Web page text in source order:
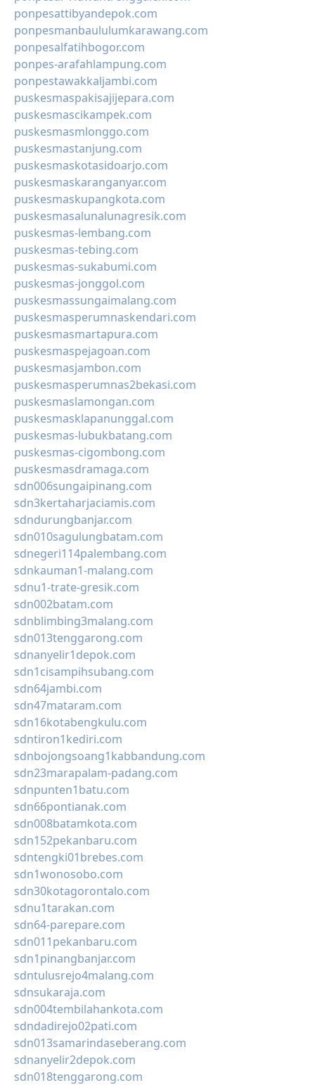
ponpesattibyandepok.com
ponpesmanbaululumkarawang.com
ponpesalfatihbogor.com
ponpes-arafahlampung.com
ponpestawakkaljambi.com
puskesmaspakisajijepara.com
puskesmascikampek.com
puskesmasmlonggo.com
puskesmastanjung.com
puskesmaskotasidoarjo.com
puskesmaskaranganyar.com
puskesmaskupangkota.com
puskesmasalunalunagresik.com
puskesmas-lembang.com
puskesmas-tebing.com
puskesmas-sukabumi.com
puskesmas-jonggol.com
puskesmassungaimalang.com
puskesmasperumnaskendari.com
puskesmasmartapura.com
puskesmaspejagoan.com
puskesmasjambon.com
puskesmasperumnas2bekasi.com
puskesmaslamongan.com
puskesmasklapanunggal.com
puskesmas-lubukbatang.com
puskesmas-cigombong.com
puskesmasdramaga.com
sdn006sungaipinang.com
sdn3kertaharjaciamis.com
sdndurungbanjar.com
sdn010sagulungbatam.com
sdnegeri114palembang.com
sdnkauman1-malang.com
sdnu1-trate-gresik.com
sdn002batam.com
sdnblimbing3malang.com
sdn013tenggarong.com
sdnanyelir1depok.com
sdn1cisampihsubang.com
sdn64jambi.com
sdn47mataram.com
sdn16kotabengkulu.com
sdntiron1kediri.com
sdnbojongsoang1kabbandung.com
sdn23marapalam-padang.com
sdnpunten1batu.com
sdn66pontianak.com
sdn008batamkota.com
sdn152pekanbaru.com
sdntengki01brebes.com
sdn1wonosobo.com
sdn30kotagorontalo.com
sdnu1tarakan.com
sdn64-parepare.com
sdn011pekanbaru.com
sdn1pinangbanjar.com
sdntulusrejo4malang.com
sdnsukaraja.com
sdn004tembilahankota.com
sdndadirejo02pati.com
sdn013samarindaseberang.com
sdnanyelir2depok.com
sdn018tenggarong.com